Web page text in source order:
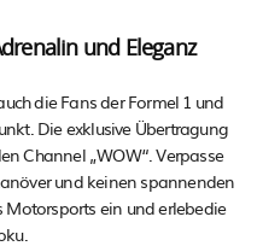
und Eleganz
die Fans der Formel 1 und
Die exklusive Übertragung
Channel „WOW“. Verpasse
und keinen spannenden
Motorsports ein und erlebedie